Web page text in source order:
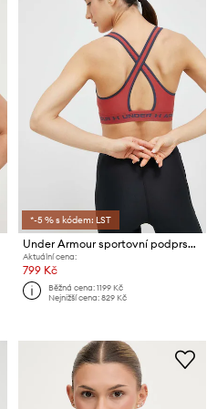
*-5 % s kódem: LST
Under Armour sportovní podprsenka UA Crossback
Aktuální cena:
799 Kč
Běžná cena:1199 Kč
Nejnižší cena:829 Kč